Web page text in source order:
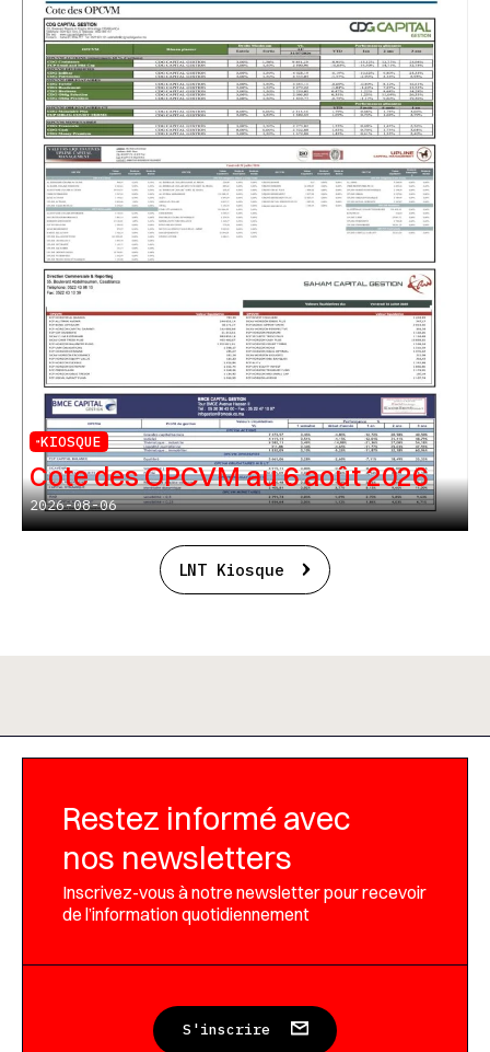
KIOSQUE
Cote des OPCVM au 6 août 2026
2026-08-06
LNT Kiosque
Restez informé avec
nos newsletters
Inscrivez-vous à notre newsletter pour recevoir
de l’information quotidiennement
S'inscrire